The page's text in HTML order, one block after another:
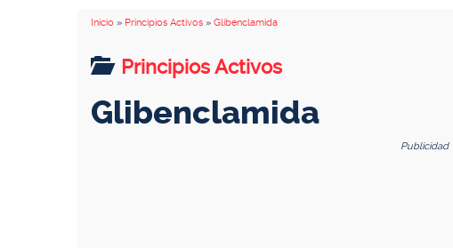
Inicio » Principios Activos » Glibenclamida
Principios Activos
Glibenclamida
Publicidad